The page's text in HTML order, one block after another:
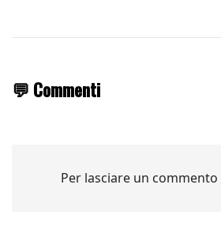
💬 Commenti